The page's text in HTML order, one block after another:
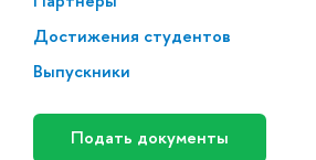
Достижения студентов
Выпускники
Подать документы